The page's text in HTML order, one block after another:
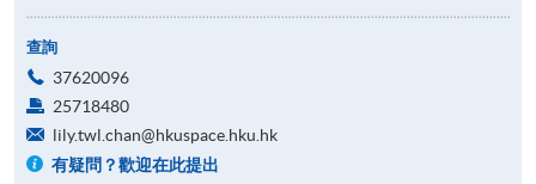
查詢
37620096
25718480
lily.twl.chan@hkuspace.hku.hk
有疑問？歡迎在此提出